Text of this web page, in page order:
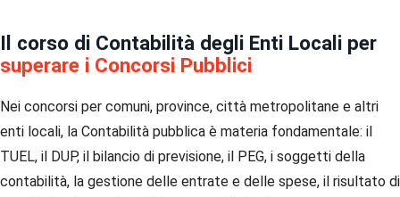
Il corso di Contabilità degli Enti Locali per
superare i Concorsi Pubblici
Nei concorsi per comuni, province, città metropolitane e altri
enti locali, la Contabilità pubblica è materia fondamentale: il
TUEL, il DUP, il bilancio di previsione, il PEG, i soggetti della
contabilità, la gestione delle entrate e delle spese, il risultato di